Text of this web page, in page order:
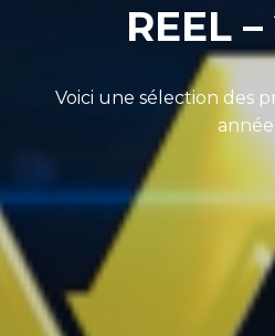
REEL
Voici une sélection des
année.